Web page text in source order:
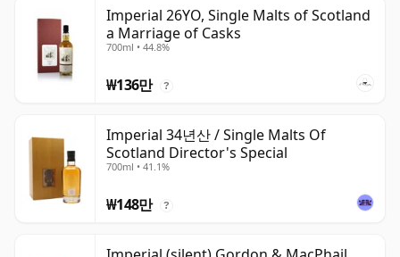
Imperial 26YO, Single Malts of Scotland
a Marriage of Casks
700ml • 44.8%
₩136만 ?
Imperial 34년산 / Single Malts Of
Scotland Director's Special
700ml • 41.1%
₩148만 ?